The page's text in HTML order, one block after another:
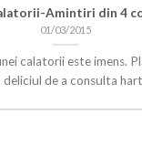
Amintiri din 4
01/03/2015
calatorii este imens.
deliciul de a consulta